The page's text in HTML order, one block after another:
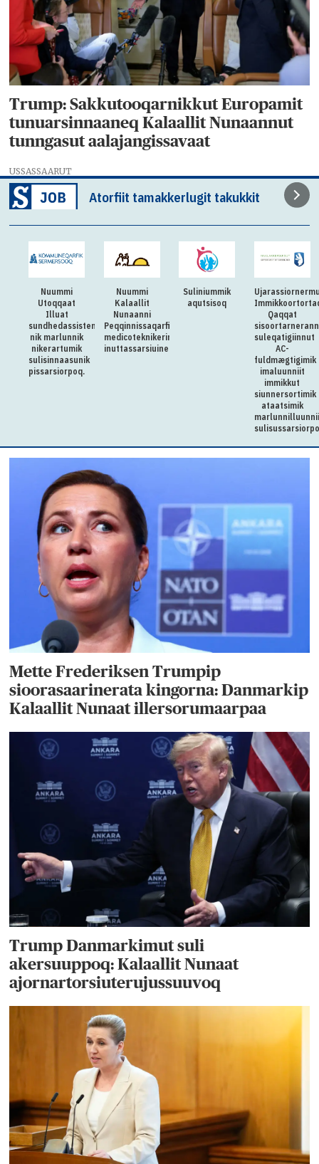
Trump: Sakkutooqarnikkut Europamit
tunuarsinnaaneq Kalaallit Nunaannut
tunngasut aalajangissavaat
USSASSAARUT
Atorfiit tamakkerlugit takukkit
Nuummi
Kalaallit
Nunaanni
Peqqinnissaqarfimmut
medicoteknikerimik
inuttassarsiuineq
Suliniummik
aqutsisoq
Ujarassiornermut
Immikkoortortaqarfik
Aqutsisunut
allattoqarfiup
pikkorissumik
Mette Frederiksen Trumpip
sioorasaarinerata kingorna: Danmarkip
Kalaallit Nunaat illersorumaarpaa
Trump Danmarkimut suli
akersuuppoq: Kalaallit Nunaat
ajornartorsiuterujussuuvoq